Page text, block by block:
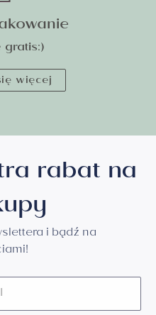
gratis:)
więcej
rabat na
i bądź na